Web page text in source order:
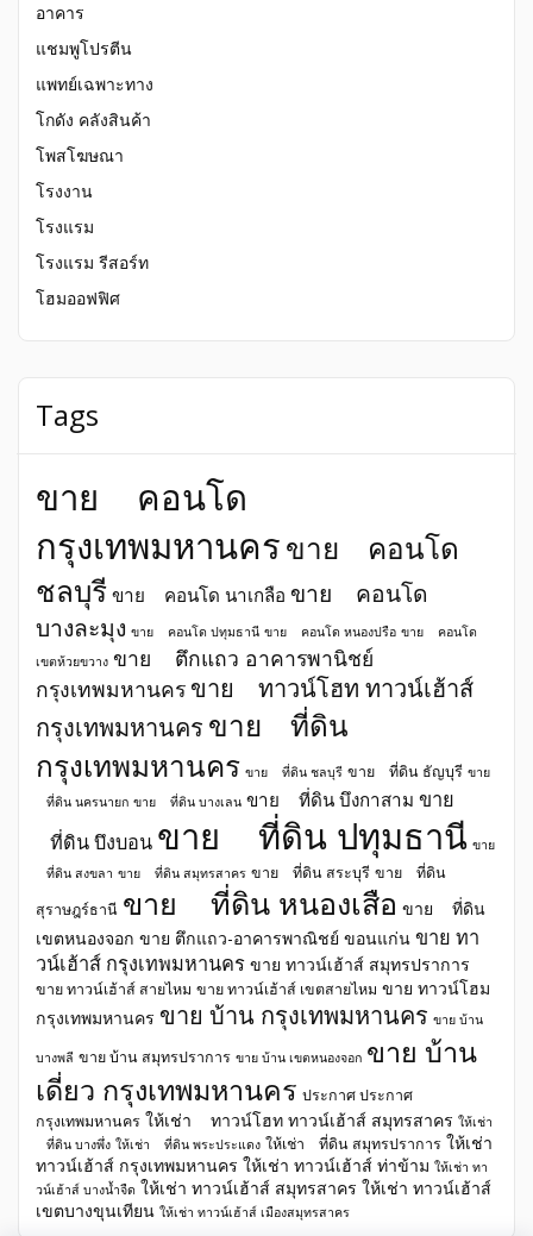
อาคาร
แชมพูโปรตีน
แพทย์เฉพาะทาง
โกดัง คลังสินค้า
โพสโฆษณา
โรงงาน
โรงแรม
โรงแรม รีสอร์ท
โฮมออฟฟิศ
Tags
ขาย คอนโด
กรุงเทพมหานครขาย คอนโด
ชลบุรี ขาย คอนโด นาเกลือ ขาย คอนโด
บางละมุง ขาย คอนโด ปทุมธานี ขาย คอนโด หนองปรือ ขาย คอนโด
เขตห้วยขวาง ขาย ตึกแถว อาคารพานิชย์
กรุงเทพมหานคร ขาย ทาวน์โฮท ทาวน์เฮ้าส์
กรุงเทพมหานคร ขาย ที่ดิน
กรุงเทพมหานคร ขาย ที่ดิน ชลบุรี ขาย ที่ดิน ธัญบุรี ขาย
ที่ดิน นครนายก ขาย ที่ดิน บางเลน ขาย ที่ดิน บึงกาสาม ขาย
ที่ดิน บึงบอน ขาย ที่ดิน ปทุมธานี ขาย
ที่ดิน สงขลา ขาย ที่ดิน สมุทรสาคร ขาย ที่ดิน สระบุรี ขาย ที่ดิน
สุราษฎร์ธานี ขาย ที่ดิน หนองเสือ ขาย ที่ดิน
เขตหนองจอก ขาย ตึกแถว-อาคารพาณิชย์ ขอนแก่น ขาย ทา
วน์เฮ้าส์ กรุงเทพมหานคร ขาย ทาวน์เฮ้าส์ สมุทรปราการ
ขาย ทาวน์เฮ้าส์ สายไหม ขาย ทาวน์เฮ้าส์ เขตสายไหม ขาย ทาวน์โฮม
กรุงเทพมหานคร ขาย บ้าน กรุงเทพมหานคร ขาย บ้าน
บางพลี ขาย บ้าน สมุทรปราการ ขาย บ้าน เขตหนองจอก ขาย บ้าน
เดี่ยว กรุงเทพมหานคร ประกาศ ประกาศ
กรุงเทพมหานคร ให้เช่า ทาวน์โฮท ทาวน์เฮ้าส์ สมุทรสาคร ให้เช่า
ที่ดิน บางพึ่ง ให้เช่า ที่ดิน พระประแดง ให้เช่า ที่ดิน สมุทรปราการ ให้เช่า
ทาวน์เฮ้าส์ กรุงเทพมหานคร ให้เช่า ทาวน์เฮ้าส์ ท่าข้าม ให้เช่า ทา
วน์เฮ้าส์ บางน้ำจืด ให้เช่า ทาวน์เฮ้าส์ สมุทรสาคร ให้เช่า ทาวน์เฮ้าส์
เขตบางขุนเทียน ให้เช่า ทาวน์เฮ้าส์ เมืองสมุทรสาคร